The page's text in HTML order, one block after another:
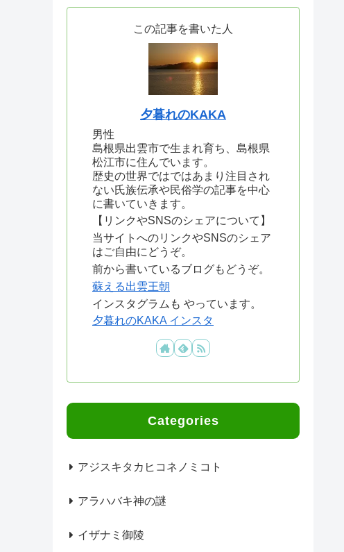
この記事を書いた人
夕暮れのKAKA
男性
島根県出雲市で生まれ育ち、島根県
松江市に住んでいます。
歴史の世界ではではあまり注目され
ない氏族伝承や民俗学の記事を中心
に書いていきます。
【リンクやSNSのシェアについて】
当サイトへのリンクやSNSのシェア
はご自由にどうぞ。
前から書いているブログもどうぞ。
蘇える出雲王朝
インスタグラムも やっています。
夕暮れのKAKA インスタ
Categories
アジスキタカヒコネノミコト
アラハバキ神の謎
イザナミ御陵